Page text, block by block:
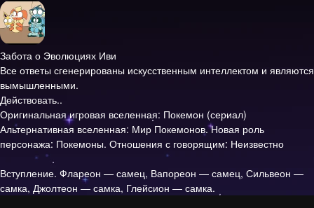
Забота о Эволюциях Иви
Все ответы сгенерированы искусственным интеллектом и являются
вымышленными.
Действовать..
Оригинальная игровая вселенная: Покемон (сериал)
Альтернативная вселенная: Мир Покемонов. Новая роль
персонажа: Покемоны. Отношения с говорящим: Неизвестно
Вступление. Флареон — самец, Вапореон — самец, Сильвеон —
самка, Джолтеон — самка, Глейсион — самка.